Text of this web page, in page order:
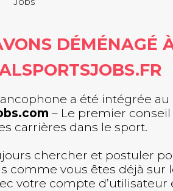
DÉMÉNAGÉ
a été intégrée au
– Le premier conseil
carrières dans le sport.
chercher et postuler
comme vous êtes déjà sur
votre compte d’utilisateur